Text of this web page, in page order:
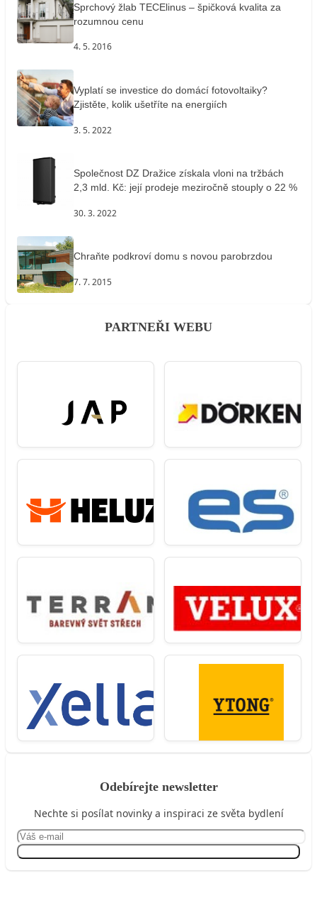
Sprchový žlab TECElinus – špičková kvalita za
rozumnou cenu
4. 5. 2016
Vyplatí se investice do domácí fotovoltaiky?
Zjistěte, kolik ušetříte na energiích
3. 5. 2022
Společnost DZ Dražice získala vloni na tržbách
2,3 mld. Kč: její prodeje meziročně stouply o 22 %
30. 3. 2022
Chraňte podkroví domu s novou parobrzdou
7. 7. 2015
PARTNEŘI WEBU
Odebírejte newsletter
Nechte si posílat novinky a inspiraci ze světa bydlení